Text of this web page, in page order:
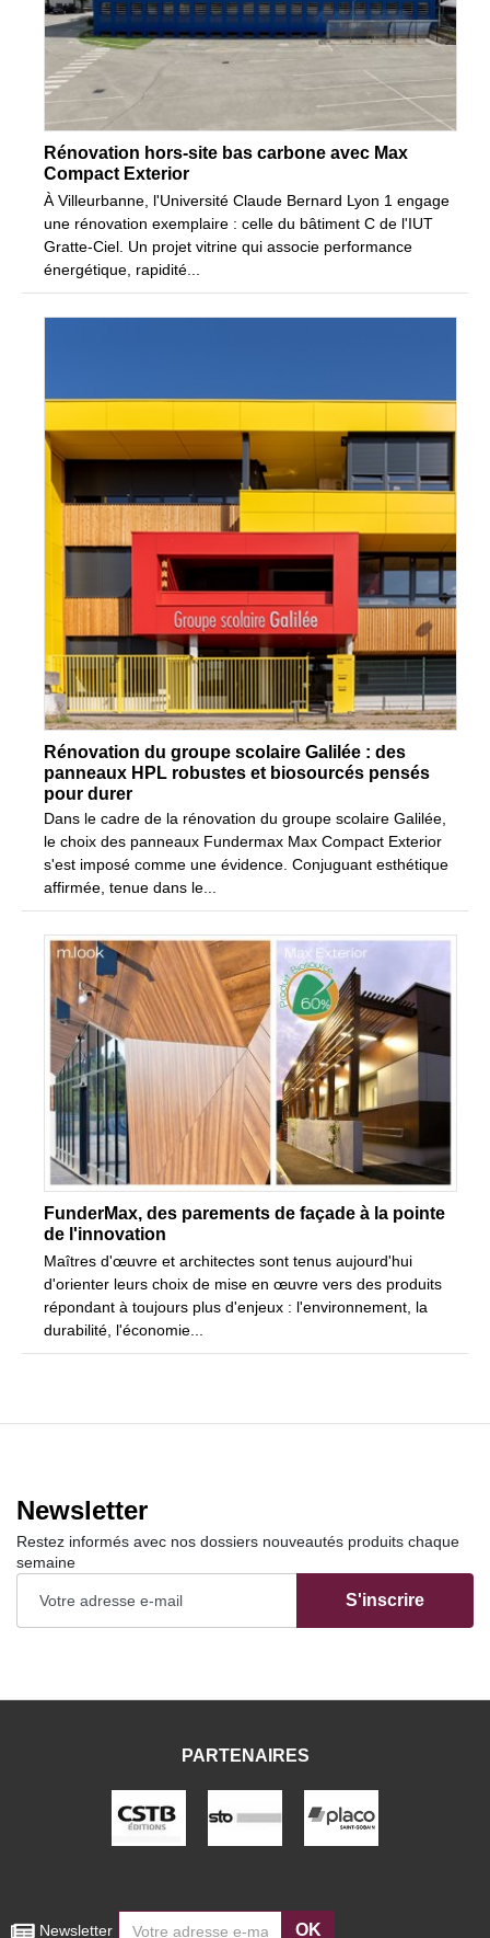
Rénovation hors-site bas carbone avec Max
Compact Exterior
À Villeurbanne, l'Université Claude Bernard Lyon 1 engage
une rénovation exemplaire : celle du bâtiment C de l'IUT
Gratte-Ciel. Un projet vitrine qui associe performance
énergétique, rapidité...
Rénovation du groupe scolaire Galilée : des
panneaux HPL robustes et biosourcés pensés
pour durer
Dans le cadre de la rénovation du groupe scolaire Galilée,
le choix des panneaux Fundermax Max Compact Exterior
s'est imposé comme une évidence. Conjuguant esthétique
affirmée, tenue dans le...
FunderMax, des parements de façade à la pointe
de l'innovation
Maîtres d'œuvre et architectes sont tenus aujourd'hui
d'orienter leurs choix de mise en œuvre vers des produits
répondant à toujours plus d'enjeux : l'environnement, la
durabilité, l'économie...
Newsletter
Restez informés avec nos dossiers nouveautés produits chaque
semaine
S'inscrire
PARTENAIRES
Newsletter OK